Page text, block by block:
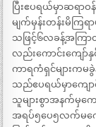
ပြီးဧပရယ်မှာဆရာဝ
မျက်မှန်းတန်းမိကြ
သဖြင့်၆လခန့်အကြာ
လည်းကောင်းကျေ
ကာရကံရှင်များကမခွဲ
သည်ဧပရယ်မှာကျော
သူများစွာအနက်မှက
အရပ်၅ပေ၅လက်မကျ